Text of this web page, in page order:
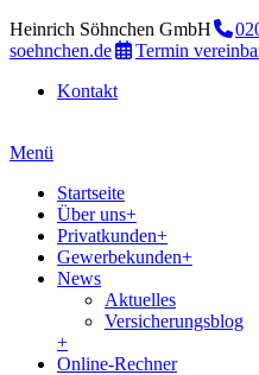
Heinrich Söhnchen GmbH
soehnchen.de
Termin
Kontakt
Menü
Startseite
Über uns+
Privatkunden+
Gewerbekunden+
News
Aktuelles
Versicherungsblog
+
Online-Rechner